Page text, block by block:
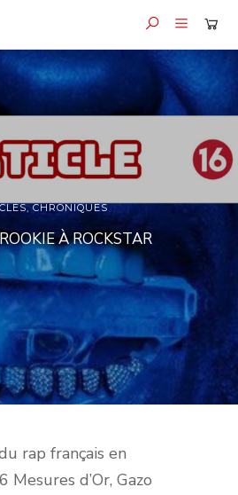
,CHRONIQUES
À ROCKSTAR
rap français en
Mesures d’Or, Gazo